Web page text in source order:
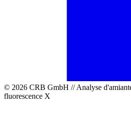
© 2026 CRB GmbH // Analyse
fluorescence X